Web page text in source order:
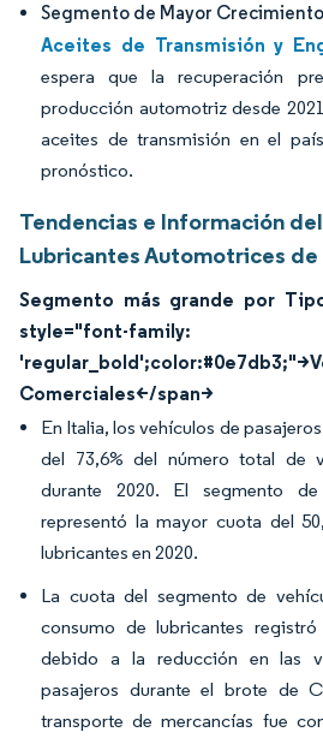
Segmento de Mayor
Aceites de Transmisión y
espera que la recuperación
producción automotriz desde
aceites de transmisión en el
pronóstico.
Tendencias e Información
Lubricantes Automotrices
Segmento más grande por
style="font-family:
Comerciales</span>
En Italia, los vehículos de
del 73,6% del número total de
durante 2020. El segmento de
representó la mayor cuota del
lubricantes en 2020.
La cuota del segmento de
consumo de lubricantes
debido a la reducción en las
pasajeros durante el brote de
transporte de mercancías fue